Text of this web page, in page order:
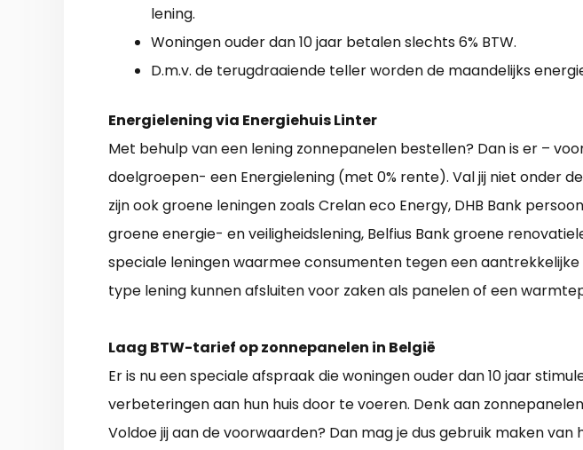
lening.
Woningen ouder dan 10 jaar betalen slechts 6% BTW.
D.m.v. de terugdraaiende teller worden de maandelijks
Energielening via Energiehuis Linter
Met behulp van een lening zonnepanelen bestellen? Dan is er –
doelgroepen- een Energielening (met 0% rente). Val jij niet onder
zijn ook groene leningen zoals Crelan eco Energy, DHB Bank
groene energie- en veiligheidslening, Belfius Bank groene
speciale leningen waarmee consumenten tegen een
type lening kunnen afsluiten voor zaken als panelen of een
Laag BTW-tarief op zonnepanelen in België
Er is nu een speciale afspraak die woningen ouder dan 10 jaar
verbeteringen aan hun huis door te voeren. Denk aan
Voldoe jij aan de voorwaarden? Dan mag je dus gebruik maken van